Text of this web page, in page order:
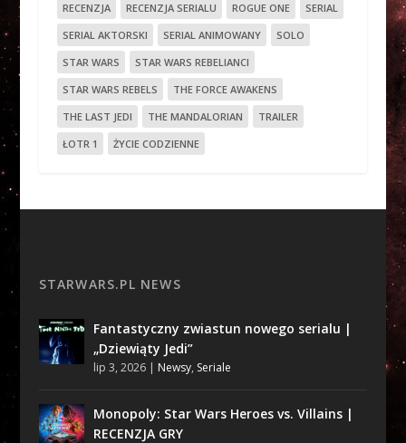
RECENZJA RECENZJA SERIALU ROGUE ONE
SERIAL
SERIAL AKTORSKI
SERIAL ANIMOWANY
SOLO
STAR WARS
STAR WARS REBELIANCI
STAR WARS REBELS
THE FORCE AWAKENS
THE LAST JEDI
THE MANDALORIAN
TRAILER
ŁOTR 1
ŻYCIE CODZIENNE
STARWARS.PL NEWS
Fantastyczny zwiastun nowego serialu |
„Dziewiąty Jedi”
lip 3, 2026| Newsy, Seriale
Monopoly: Star Wars Heroes vs. Villains |
RECENZJA GRY